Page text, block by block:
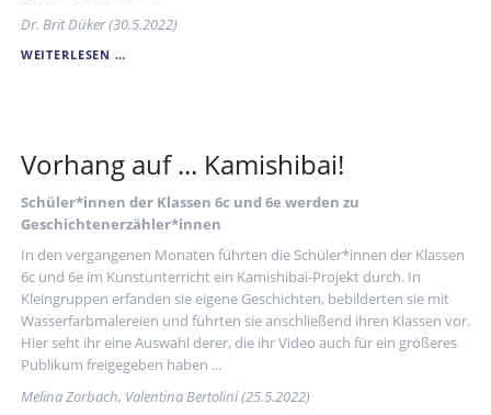
Dr. Brit Düker (30.5.2022)
WEITERLESEN …
Vorhang auf ... Kamishibai!
Schüler*innen der Klassen 6c und 6e werden zu
Geschichtenerzähler*innen
In den vergangenen Monaten führten die Schüler*innen der Klassen
6c und 6e im Kunstunterricht ein Kamishibai-Projekt durch. In
Kleingruppen erfanden sie eigene Geschichten, bebilderten sie mit
Wasserfarbmalereien und führten sie anschließend ihren Klassen vor.
Hier seht ihr eine Auswahl derer, die ihr Video auch für ein größeres
Publikum freigegeben haben ...
Melina Zorbach, Valentina Bertolini (25.5.2022)